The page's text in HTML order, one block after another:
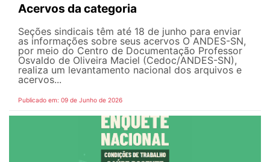
Acervos da categoria
Seções sindicais têm até 18 de junho para enviar
as informações sobre seus acervos O ANDES-SN,
por meio do Centro de Documentação Professor
Osvaldo de Oliveira Maciel (Cedoc/ANDES-SN),
realiza um levantamento nacional dos arquivos e
acervos...
Publicado em: 09 de Junho de 2026